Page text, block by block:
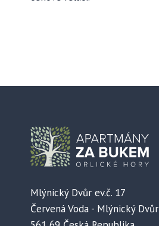
Mlýnický Dvůr ev.č. 17
Červená Voda - Mlýnický Dvůr